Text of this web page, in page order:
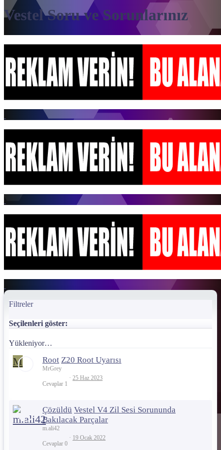
Vestel Soru ve Sorunlarınız
Filtreler
Seçilenleri göster:
Yükleniyor…
M Root Z20 Root Uyarısı
MrGrey
Cevaplar 1
25 Haz 2023
Çözüldü Vestel V4 Zil Sesi Sorununda
Bakılacak Parçalar
m.ali42
Cevaplar 0
19 Ocak 2022